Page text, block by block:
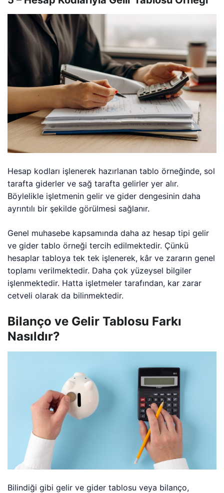
Hesap kodları işlenerek hazırlanan tablo örneğinde, sol
tarafta giderler ve sağ tarafta gelirler yer alır.
Böylelikle işletmenin gelir ve gider dengesinin daha
ayrıntılı bir şekilde görülmesi sağlanır.
Genel muhasebe kapsamında daha az hesap tipi gelir
ve gider tablo örneği tercih edilmektedir. Çünkü
hesaplar tabloya tek tek işlenerek, kâr ve zararın genel
toplamı verilmektedir. Daha çok yüzeysel bilgiler
işlenmektedir. Hatta işletmeler tarafından, kar zarar
cetveli olarak da bilinmektedir.
Bilanço ve Gelir Tablosu Farkı
Nasıldır?
Bilindiği gibi gelir ve gider tablosu veya bilanço,